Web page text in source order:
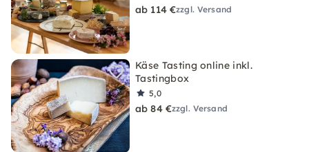
ab 114 €zzgl. Versand
Käse Tasting online inkl.
Tastingbox
5,0
ab 84 €zzgl. Versand